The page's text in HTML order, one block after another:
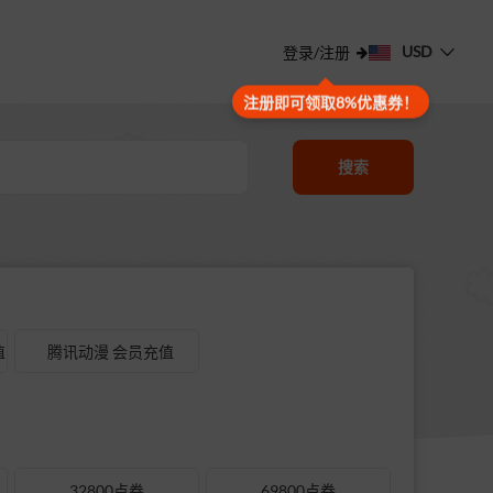
登录/注册
注册即可领取8%优惠券！
USD
搜索
腾讯动漫 会员充值